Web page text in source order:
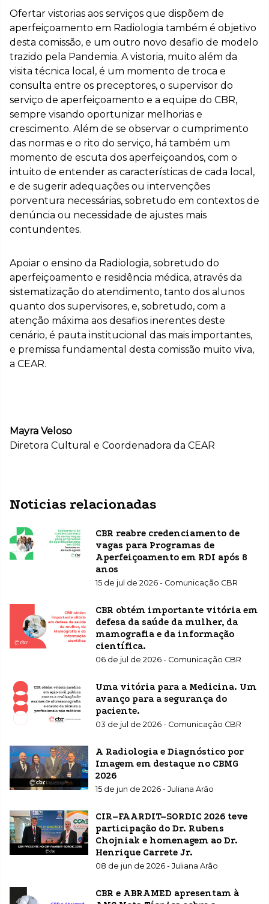
Ofertar vistorias aos serviços que dispõem de
aperfeiçoamento em Radiologia também é objetivo
desta comissão, e um outro novo desafio de modelo
trazido pela Pandemia. A vistoria, muito além da
visita técnica local, é um momento de troca e
consulta entre os preceptores, o supervisor do
serviço de aperfeiçoamento e a equipe do CBR,
sempre visando oportunizar melhorias e
crescimento. Além de se observar o cumprimento
das normas e o rito do serviço, há também um
momento de escuta dos aperfeiçoandos, com o
intuito de entender as características de cada local,
e de sugerir adequações ou intervenções
porventura necessárias, sobretudo em contextos de
denúncia ou necessidade de ajustes mais
contundentes.
Apoiar o ensino da Radiologia, sobretudo do
aperfeiçoamento e residência médica, através da
sistematização do atendimento, tanto dos alunos
quanto dos supervisores, e, sobretudo, com a
atenção máxima aos desafios inerentes deste
cenário, é pauta institucional das mais importantes,
e premissa fundamental desta comissão muito viva,
a CEAR.
Mayra Veloso
Diretora Cultural e Coordenadora da CEAR
Noticias relacionadas
CBR reabre credenciamento de
vagas para Programas de
Aperfeiçoamento em RDI após 8
anos
15 de jul de 2026 - Comunicação CBR
CBR obtém importante vitória em
defesa da saúde da mulher, da
mamografia e da informação
científica.
06 de jul de 2026 - Comunicação CBR
Uma vitória para a Medicina. Um
avanço para a segurança do
paciente.
03 de jul de 2026 - Comunicação CBR
A Radiologia e Diagnóstico por
Imagem em destaque no CBMG
2026
15 de jun de 2026 - Juliana Arão
CIR–FAARDIT–SORDIC 2026 teve
participação do Dr. Rubens
Chojniak e homenagem ao Dr.
Henrique Carrete Jr.
08 de jun de 2026 - Juliana Arão
CBR e ABRAMED apresentam à